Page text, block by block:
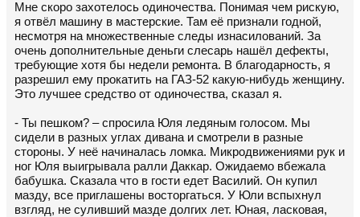
Мне скоро захотелось одиночества. Понимая чем рискую,
я отвёл машину в мастерские. Там её признали годной,
несмотря на множественные следы изнасилований. За
очень дополнительные деньги слесарь нашёл дефекты,
требующие хотя бы недели ремонта. В благодарность, я
разрешил ему прокатить на ГАЗ-52 какую-нибудь женщину.
Это лучшее средство от одиночества, сказал я.
- Ты пешком? – спросила Юля ледяным голосом. Мы
сидели в разных углах дивана и смотрели в разные
стороны. У неё начиналась ломка. Микродвижениями рук и
ног Юля выигрывала ралли Даккар. Ожидаемо вбежала
бабушка. Сказала что в гости едет Василий. Он купил
мазду, все приглашены восторгаться. У Юли вспыхнул
взгляд, не суливший мазде долгих лет. Юная, ласковая,